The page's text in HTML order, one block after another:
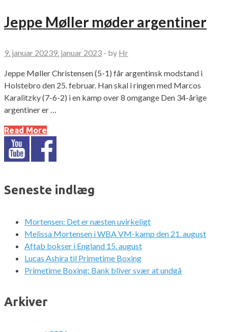
Jeppe Møller møder argentiner
9. januar 20239. januar 2023 - by Hr
Jeppe Møller Christensen (5-1) får argentinsk modstand i
Holstebro den 25. februar. Han skal i ringen med Marcos
Karalitzky (7-6-2) i en kamp over 8 omgange Den 34-årige
argentiner er …
Read More
Seneste indlæg
Mortensen: Det er næsten uvirkeligt
Melissa Mortensen i WBA VM-kamp den 21. august
Aftab bokser i England 15. august
Lucas Ashira til Primetime Boxing
Primetime Boxing: Bank bliver svær at undgå
Arkiver